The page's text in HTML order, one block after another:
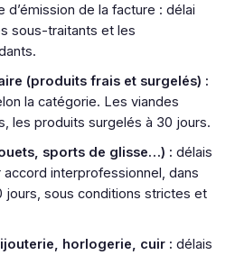
d’émission de la facture : délai
sous-traitants et les
(produits frais et surgelés) :
la catégorie. Les viandes
les produits surgelés à 30 jours.
sports de glisse…) : délais
interprofessionnel, dans
jours, sous conditions strictes et
horlogerie, cuir : délais